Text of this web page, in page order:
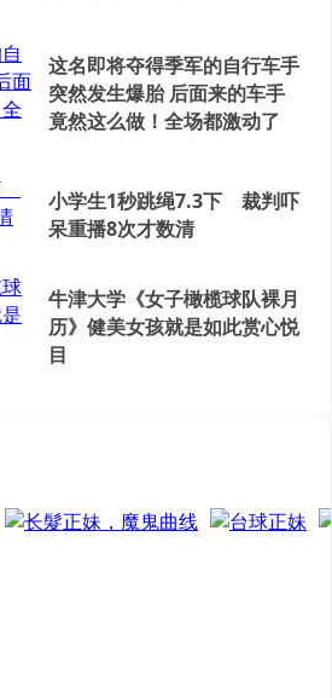
这名即将夺得季军的自行车手
突然发生爆胎 后面来的车手
竟然这么做！全场都激动了
小学生1秒跳绳7.3下 裁判吓
呆重播8次才数清
牛津大学《女子橄榄球队裸月
历》健美女孩就是如此赏心悦
目